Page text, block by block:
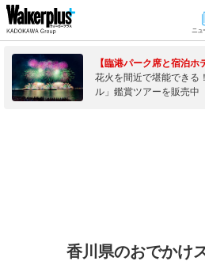
ニュ
【臨港パーク席と宿泊ホ
花火を間近で堪能できる
ル」鑑賞ツアーを販売中
香川県のおでかけ